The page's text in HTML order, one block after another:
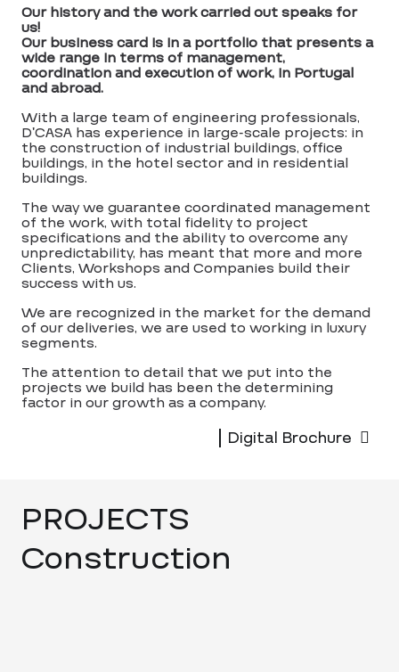
Our history and the work carried out speaks for
us!
Our business card is in a portfolio that presents a
wide range in terms of management,
coordination and execution of work, in Portugal
and abroad.
With a large team of engineering professionals,
D’CASA has experience in large-scale projects: in
the construction of industrial buildings, office
buildings, in the hotel sector and in residential
buildings.
The way we guarantee coordinated management
of the work, with total fidelity to project
specifications and the ability to overcome any
unpredictability, has meant that more and more
Clients, Workshops and Companies build their
success with us.
We are recognized in the market for the demand
of our deliveries, we are used to working in luxury
segments.
The attention to detail that we put into the
projects we build has been the determining
factor in our growth as a company.
Digital Brochure
PROJECTS
Construction